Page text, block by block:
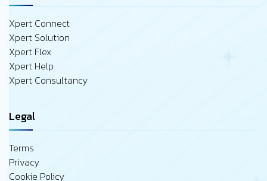
Xpert Connect
Xpert Solution
Xpert Flex
Xpert Help
Xpert Consultancy
Legal
Terms
Privacy
Cookie Policy